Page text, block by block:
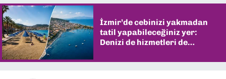
İzmir’de cebinizi yakmadan
tatil yapabileceğiniz yer:
Denizi de hizmetleri de